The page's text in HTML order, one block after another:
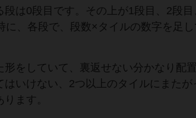
段は0段目です。その上が1段目、2段
に、各段で、段数×タイルの数字を足
をしていて、裏返せない分かなり配
はいけない、2つ以上のタイルにまた
ます。